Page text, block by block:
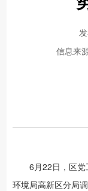
人才超
信息来
6月22日，区
环境局高新区分局